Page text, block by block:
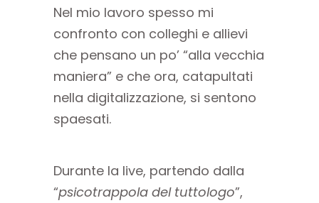
Nel mio lavoro spesso mi
confronto con colleghi e allievi
che pensano un po’ “alla vecchia
maniera” e che ora, catapultati
nella digitalizzazione, si sentono
spaesati.
Durante la live, partendo dalla
“psicotrappola del tuttologo”,